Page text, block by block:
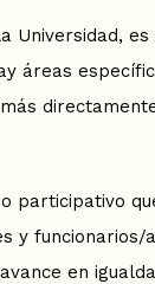
Universidad,
áreas
participativo
y
en